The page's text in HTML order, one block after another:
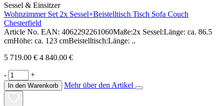
Sessel & Einsitzer
Wohnzimmer Set 2x Sessel+Beistelltisch Tisch Sofa Couch
Chesterfield
Article No. EAN: 4062292261060Maße:2x Sessel:Länge: ca. 86.5
cmHöhe: ca. 123 cmBeistelltisch:Länge: ..
5 719.00 € 4 840.00 €
- +
In den Warenkorb Mehr über den Artikel